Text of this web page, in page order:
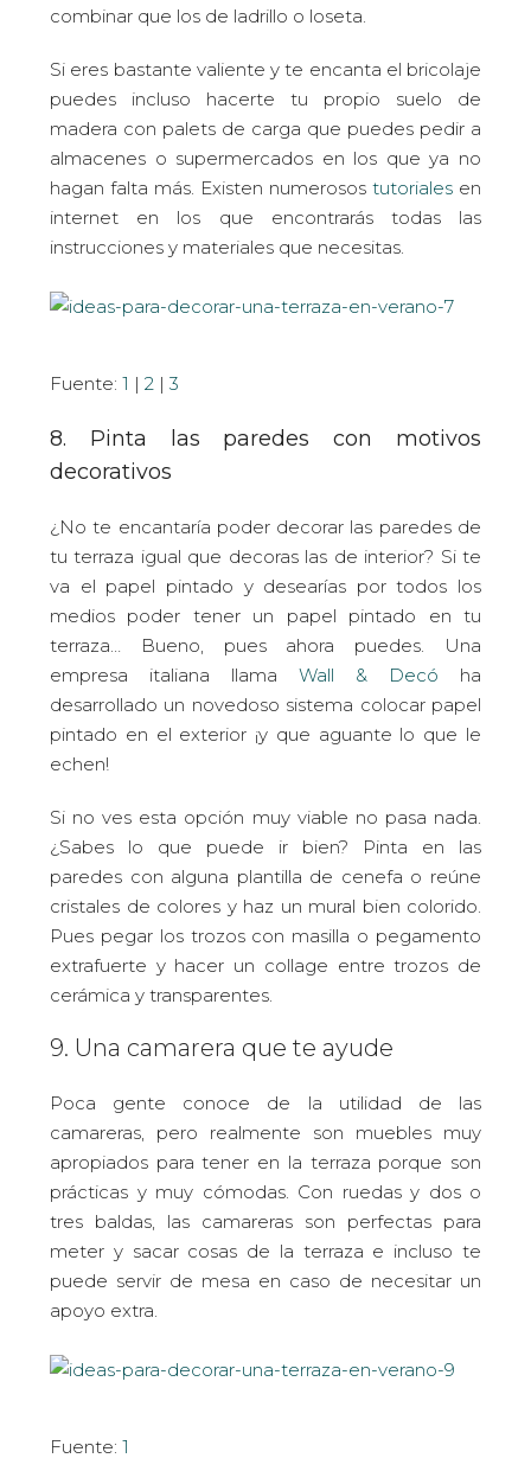
combinar que los de ladrillo o loseta.
Si eres bastante valiente y te encanta el bricolaje
puedes incluso hacerte tu propio suelo de
madera con palets de carga que puedes pedir a
almacenes o supermercados en los que ya no
hagan falta más. Existen numerosos tutoriales en
internet en los que encontrarás todas las
instrucciones y materiales que necesitas.
Fuente: 1 | 2 | 3
8. Pinta las paredes con motivos
decorativos
¿No te encantaría poder decorar las paredes de
tu terraza igual que decoras las de interior? Si te
va el papel pintado y desearías por todos los
medios poder tener un papel pintado en tu
terraza… Bueno, pues ahora puedes. Una
empresa italiana llama Wall & Decó ha
desarrollado un novedoso sistema colocar papel
pintado en el exterior ¡y que aguante lo que le
echen!
Si no ves esta opción muy viable no pasa nada.
¿Sabes lo que puede ir bien? Pinta en las
paredes con alguna plantilla de cenefa o reúne
cristales de colores y haz un mural bien colorido.
Pues pegar los trozos con masilla o pegamento
extrafuerte y hacer un collage entre trozos de
cerámica y transparentes.
9. Una camarera que te ayude
Poca gente conoce de la utilidad de las
camareras, pero realmente son muebles muy
apropiados para tener en la terraza porque son
prácticas y muy cómodas. Con ruedas y dos o
tres baldas, las camareras son perfectas para
meter y sacar cosas de la terraza e incluso te
puede servir de mesa en caso de necesitar un
apoyo extra.
Fuente: 1